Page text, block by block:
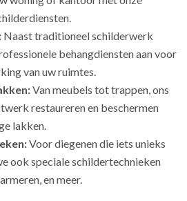
Naast traditioneel schilderwerk
behangdiensten aan voor
van uw ruimtes.
Van meubels tot trappen, ons
restaureren en beschermen
lakken.
Voor diegenen die iets unieks
ook speciale schildertechnieken
en meer.